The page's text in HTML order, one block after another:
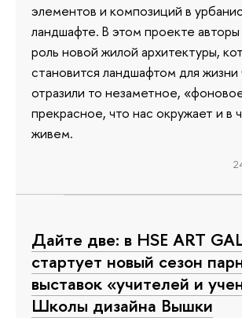
элементов и композиций в
ландшафте. В этом проекте
роль новой жилой архитектуры,
становится ландшафтом для жизни
отразили то незаметное,
прекрасное, что нас окружает и в
живем.
Дайте две: в HSE ART
стартует новый сезон
выставок «учителей и
Школы дизайна Вышки